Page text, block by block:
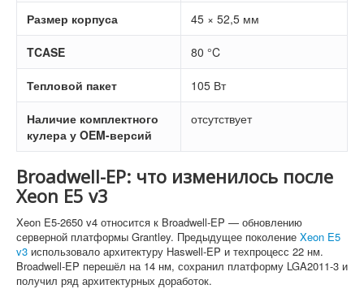
Размер корпуса 45 × 52,5 мм
TCASE 80 °C
Тепловой пакет 105 Вт
Наличие комплектного
кулера у OEM-версий
отсутствует
Broadwell-EP: что изменилось после
Xeon E5 v3
Xeon E5-2650 v4 относится к Broadwell-EP — обновлению
серверной платформы Grantley. Предыдущее поколение Xeon E5
v3 использовало архитектуру Haswell-EP и техпроцесс 22 нм.
Broadwell-EP перешёл на 14 нм, сохранил платформу LGA2011-3 и
получил ряд архитектурных доработок.